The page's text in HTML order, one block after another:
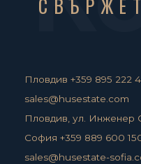
Пловдив +359 895 222
sales@husestate.com
Пловдив, ул. Инженер
София +359 889 600
sales@husestate-